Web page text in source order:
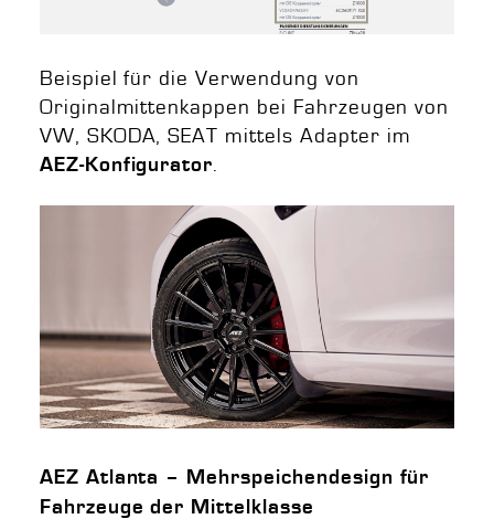
Beispiel für die Verwendung von
Originalmittenkappen bei Fahrzeugen von
VW, SKODA, SEAT mittels Adapter im
AEZ-Konfigurator.
AEZ Atlanta – Mehrspeichendesign für
Fahrzeuge der Mittelklasse